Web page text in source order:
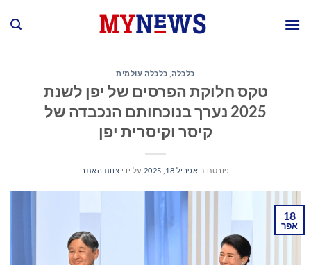
כלכלה, כלכלה עולמית
טקס חלוקת הפרסים של יפן לשנת
2025 נערך בנוכחותם הנכבדה של
קיסר וקיסרית יפן
פורסם ב אפריל 18, 2025 על ידי צוות האתר
18
אפר